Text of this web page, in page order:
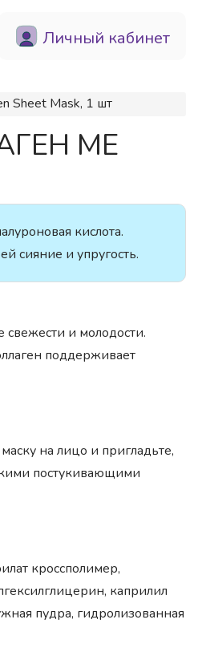
Личный кабинет
Sheet Mask, 1 шт
ME
кислота.
сияние и упругость.
свежести и молодости.
поддерживает
на лицо и пригладьте,
постукивающими
кроссполимер,
каприлил
пудра, гидролизованная